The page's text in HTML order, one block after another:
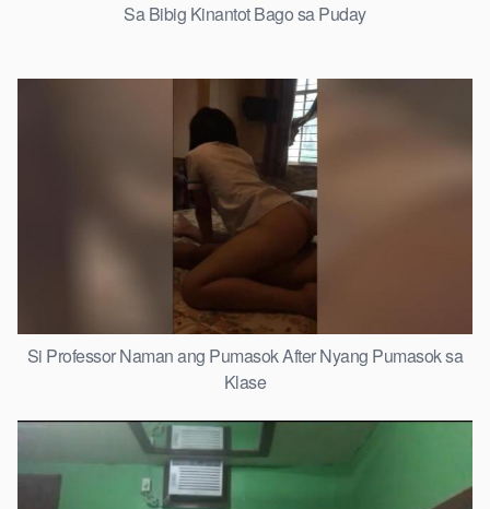
Sa Bibig Kinantot Bago sa Puday
Si Professor Naman ang Pumasok After Nyang Pumasok sa
Klase